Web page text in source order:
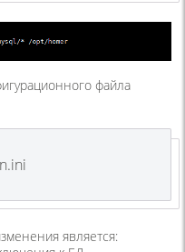
файла
является: